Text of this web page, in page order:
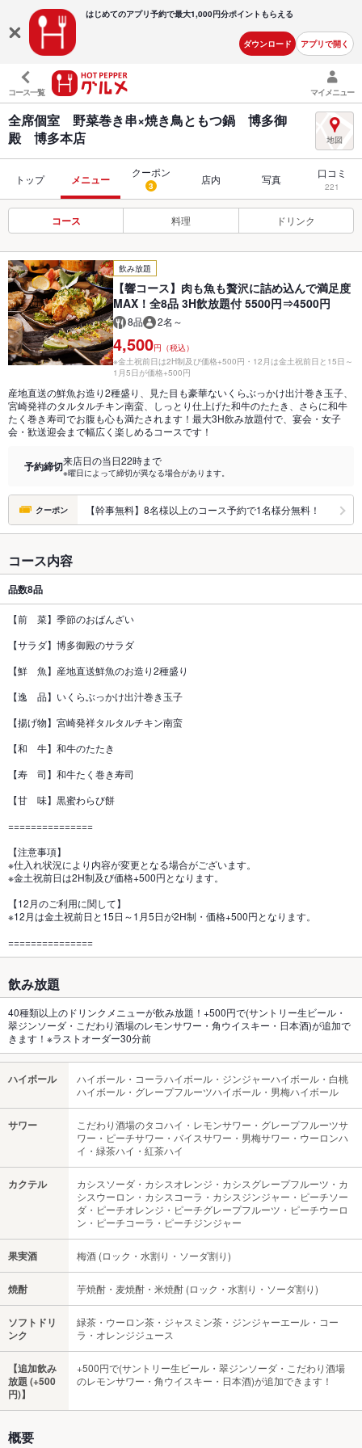
はじめてのアプリ予約で最大1,000円分ポイントもらえる
ダウンロード アプリで開く
コース一覧 マイメニュー
全席個室 野菜巻き串×焼き鳥ともつ鍋 博多御
殿 博多本店
トップ メニュー
クーポン
3 店内 写真 口コミ
221
コース 料理 ドリンク
飲み放題
【響コース】肉も魚も贅沢に詰め込んで満足度
MAX！全8品 3H飲放題付 5500円⇒4500円
8品 2名～
4,500円（税込）
※金土祝前日は2H制及び価格+500円・12月は金土祝前日と15日～
1月5日が価格+500円
産地直送の鮮魚お造り2種盛り、見た目も豪華ないくらぶっかけ出汁巻き玉子、
宮崎発祥のタルタルチキン南蛮、しっとり仕上げた和牛のたたき、さらに和牛
たく巻き寿司でお腹も心も満たされます！最大3H飲み放題付で、宴会・女子
会・歓送迎会まで幅広く楽しめるコースです！
予約締切来店日の当日22時まで
※曜日によって締切が異なる場合があります。
クーポン 【幹事無料】8名様以上のコース予約で1名様分無料！
コース内容
品数8品
【前 菜】季節のおばんざい
【サラダ】博多御殿のサラダ
【鮮 魚】産地直送鮮魚のお造り2種盛り
【逸 品】いくらぶっかけ出汁巻き玉子
【揚げ物】宮崎発祥タルタルチキン南蛮
【和 牛】和牛のたたき
【寿 司】和牛たく巻き寿司
【甘 味】黒蜜わらび餅
===============
【注意事項】
※仕入れ状況により内容が変更となる場合がございます。
※金土祝前日は2H制及び価格+500円となります。
【12月のご利用に関して】
※12月は金土祝前日と15日～1月5日が2H制・価格+500円となります。
===============
飲み放題
40種類以上のドリンクメニューが飲み放題！+500円で(サントリー生ビール・
翠ジンソーダ・こだわり酒場のレモンサワー・角ウイスキー・日本酒)が追加で
きます！※ラストオーダー30分前
ハイボール
ハイボール・コーラハイボール・ジンジャーハイボール・白桃
ハイボール・グレープフルーツハイボール・男梅ハイボール
サワー
こだわり酒場のタコハイ・レモンサワー・グレープフルーツサ
ワー・ピーチサワー・バイスサワー・男梅サワー・ウーロンハ
イ・緑茶ハイ・紅茶ハイ
カクテル
カシスソーダ・カシスオレンジ・カシスグレープフルーツ・カ
シスウーロン・カシスコーラ・カシスジンジャー・ピーチソー
ダ・ピーチオレンジ・ピーチグレープフルーツ・ピーチウーロ
ン・ピーチコーラ・ピーチジンジャー
果実酒 梅酒 (ロック・水割り・ソーダ割り)
焼酎 芋焼酎・麦焼酎・米焼酎 (ロック・水割り・ソーダ割り)
ソフトドリ
ンク
緑茶・ウーロン茶・ジャスミン茶・ジンジャーエール・コー
ラ・オレンジジュース
【追加飲み
放題 (+500
円)】
+500円で(サントリー生ビール・翠ジンソーダ・こだわり酒場
のレモンサワー・角ウイスキー・日本酒)が追加できます！
概要